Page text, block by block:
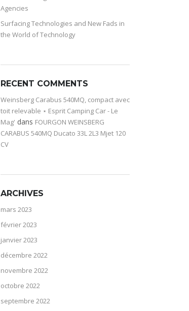
Agencies
Surfacing Technologies and New Fads in
the World of Technology
RECENT COMMENTS
Weinsberg Carabus 540MQ, compact avec
toit relevable ⋆ Esprit Camping Car - Le
Mag' dans FOURGON WEINSBERG
CARABUS 540MQ Ducato 33L 2L3 Mjet 120
CV
ARCHIVES
mars 2023
février 2023
janvier 2023
décembre 2022
novembre 2022
octobre 2022
septembre 2022